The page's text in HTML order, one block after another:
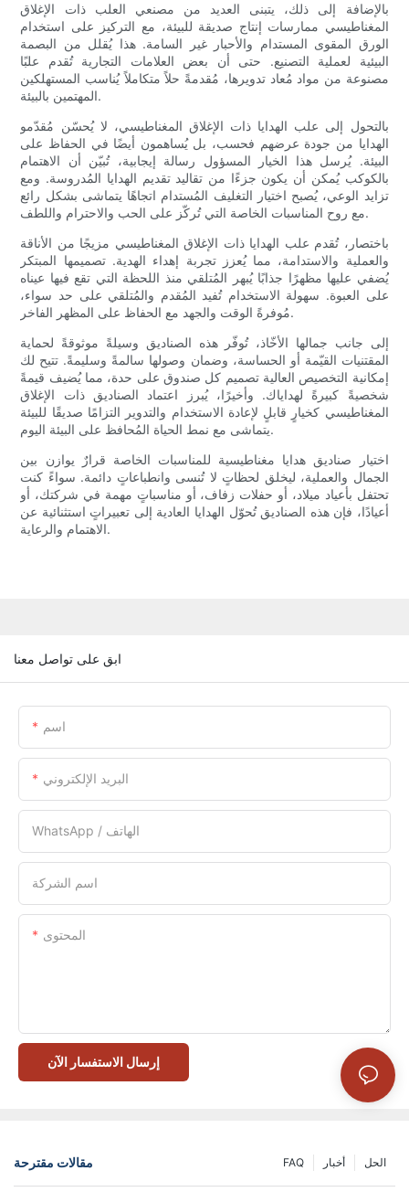
بالإضافة إلى ذلك، يتبنى العديد من مصنعي العلب ذات الإغلاق
المغناطيسي ممارسات إنتاج صديقة للبيئة، مع التركيز على استخدام
الورق المقوى المستدام والأحبار غير السامة. هذا يُقلل من البصمة
البيئية لعملية التصنيع. حتى أن بعض العلامات التجارية تُقدم علبًا
مصنوعة من مواد مُعاد تدويرها، مُقدمةً حلاً متكاملاً يُناسب المستهلكين
المهتمين بالبيئة.
بالتحول إلى علب الهدايا ذات الإغلاق المغناطيسي، لا يُحسّن مُقدّمو
الهدايا من جودة عرضهم فحسب، بل يُساهمون أيضًا في الحفاظ على
البيئة. يُرسل هذا الخيار المسؤول رسالة إيجابية، تُبيّن أن الاهتمام
بالكوكب يُمكن أن يكون جزءًا من تقاليد تقديم الهدايا المُدروسة. ومع
تزايد الوعي، يُصبح اختيار التغليف المُستدام اتجاهًا يتماشى بشكل رائع
مع روح المناسبات الخاصة التي تُركّز على الحب والاحترام واللطف.
باختصار، تُقدم علب الهدايا ذات الإغلاق المغناطيسي مزيجًا من الأناقة
والعملية والاستدامة، مما يُعزز تجربة إهداء الهدية. تصميمها المبتكر
يُضفي عليها مظهرًا جذابًا يُبهر المُتلقي منذ اللحظة التي تقع فيها عيناه
على العبوة. سهولة الاستخدام تُفيد المُقدم والمُتلقي على حد سواء،
مُوفرةً الوقت والجهد مع الحفاظ على المظهر الفاخر.
إلى جانب جمالها الأخّاذ، تُوفّر هذه الصناديق وسيلةً موثوقةً لحماية
المقتنيات القيّمة أو الحساسة، وضمان وصولها سالمةً وسليمةً. تتيح لك
إمكانية التخصيص العالية تصميم كل صندوق على حدة، مما يُضيف قيمةً
شخصيةً كبيرةً لهداياك. وأخيرًا، يُبرز اعتماد الصناديق ذات الإغلاق
المغناطيسي كخيارٍ قابلٍ لإعادة الاستخدام والتدوير التزامًا صديقًا للبيئة
يتماشى مع نمط الحياة المُحافظ على البيئة اليوم.
اختيار صناديق هدايا مغناطيسية للمناسبات الخاصة قرارٌ يوازن بين
الجمال والعملية، ليخلق لحظاتٍ لا تُنسى وانطباعاتٍ دائمة. سواءً كنت
تحتفل بأعياد ميلاد، أو حفلات زفاف، أو مناسباتٍ مهمة في شركتك، أو
أعيادًا، فإن هذه الصناديق تُحوّل الهدايا العادية إلى تعبيراتٍ استثنائية عن
الاهتمام والرعاية.
ابق على تواصل معنا
اسم
البريد الإلكتروني
WhatsApp / الهاتف
اسم الشركة
المحتوى
إرسال الاستفسار الآن
مقالات مقترحة الحل أخبار FAQ